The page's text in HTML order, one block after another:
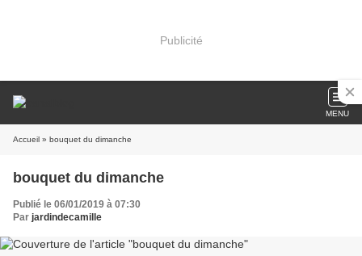
Publicité
MENU
Accueil » bouquet du dimanche
bouquet du dimanche
Publié le 06/01/2019 à 07:30
Par jardindecamille